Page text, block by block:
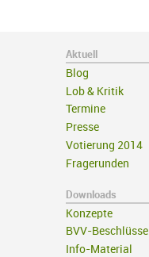
Aktuell
Blog
Lob & Kritik
Termine
Presse
Votierung 2014
Fragerunden
Downloads
Konzepte
BVV-Beschlüsse
Info-Material